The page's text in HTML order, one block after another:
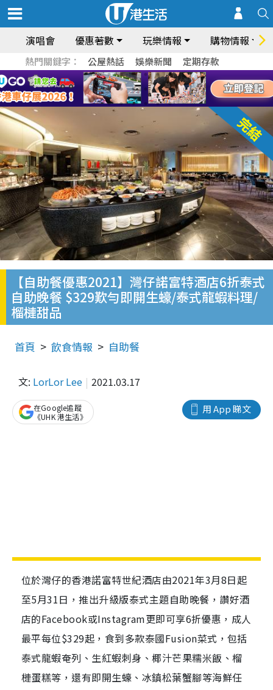
演唱會 優惠著數 玩樂情報 購物情報
熱門關鍵字： 公屋熱話 娛樂新聞 定期存款
【自助餐優惠2021】灣仔諾富特酒店6折泰式
自助晚餐 $329歎勻即開生蠔/泰式龍蝦料理/
榴槤甜品
首頁 飲食情報 自助餐
文: LorLor Lee 2021.03.17
用 App 睇文
在Google追蹤
《UHK 港生活》
位於灣仔的香港諾富特世紀酒店由2021年3月8日起
至5月31日，推出升級版泰式主題自助晚餐，讚好酒
店的Facebook或Instagram更即可享6折優惠，成人
最平每位$329起，食到多款泰國Fusion菜式，包括
泰式龍蝦奄列、生紅蝦刺身、椰汁芒果糯米飯、榴
槤蛋糕等，還有即開生蠔、冰鎮松葉蟹腳等海鮮任